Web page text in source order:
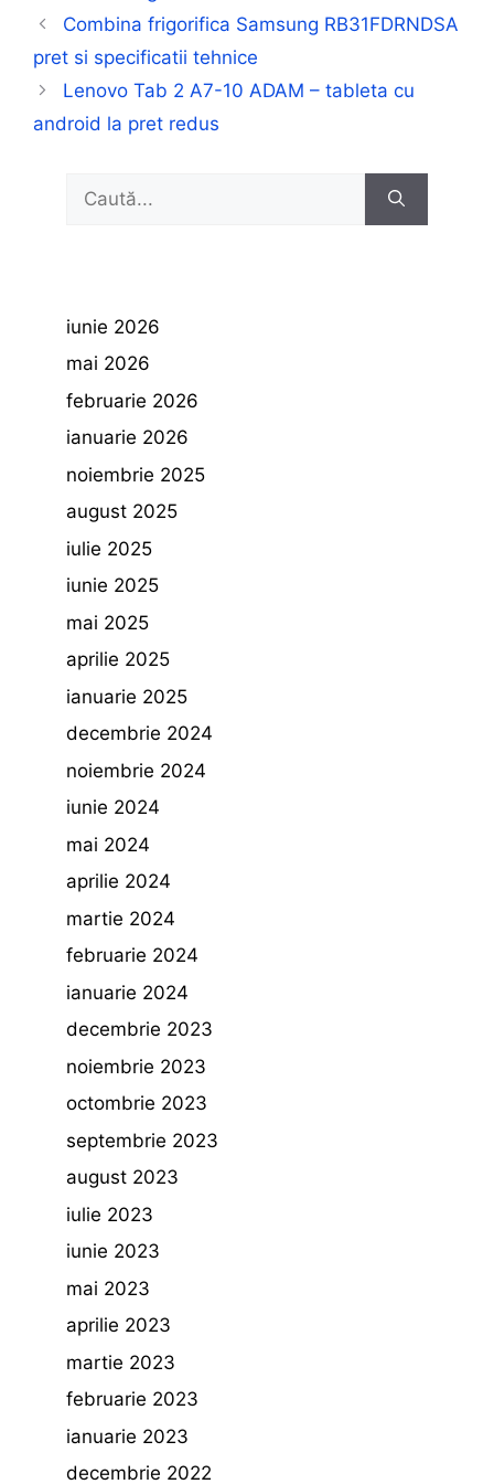
Combina frigorifica Samsung RB31FDRNDSA
pret si specificatii tehnice
Lenovo Tab 2 A7-10 ADAM – tableta cu
android la pret redus
după:
iunie 2026
mai 2026
februarie 2026
ianuarie 2026
noiembrie 2025
august 2025
iulie 2025
iunie 2025
mai 2025
aprilie 2025
ianuarie 2025
decembrie 2024
noiembrie 2024
iunie 2024
mai 2024
aprilie 2024
martie 2024
februarie 2024
ianuarie 2024
decembrie 2023
noiembrie 2023
octombrie 2023
septembrie 2023
august 2023
iulie 2023
iunie 2023
mai 2023
aprilie 2023
martie 2023
februarie 2023
ianuarie 2023
decembrie 2022